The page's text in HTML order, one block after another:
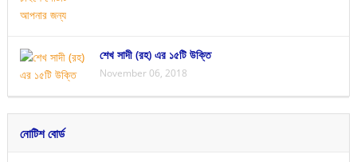
শেখ সাদী (রহ) এর ১৫টি উক্তি
November 06, 2018
নোটিশ বোর্ড